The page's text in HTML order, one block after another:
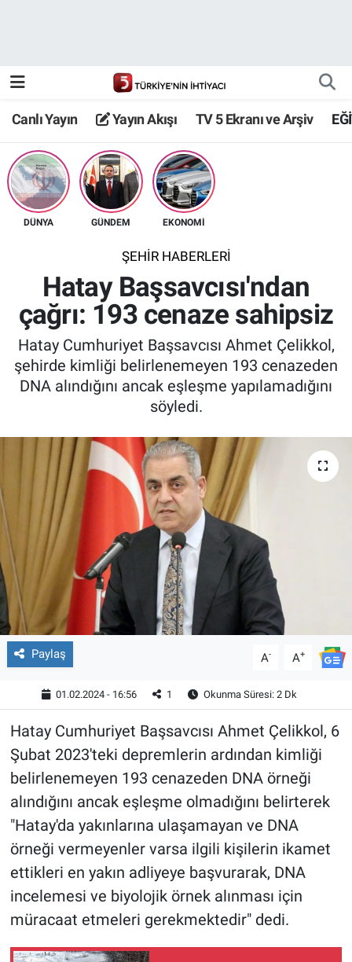
Canlı Yayın Yayın Akışı TV 5 Ekranı ve Arşiv
DÜNYA GÜNDEM EKONOMİ
ŞEHİR HABERLERİ
Hatay Başsavcısı'ndan
çağrı: 193 cenaze sahipsiz
Hatay Cumhuriyet Başsavcısı Ahmet Çelikkol,
şehirde kimliği belirlenemeyen 193 cenazeden
DNA alındığını ancak eşleşme yapılamadığını
söyledi.
Paylaş A- A+
01.02.2024 - 16:56 1 Okunma Süresi: 2 Dk
Hatay Cumhuriyet Başsavcısı Ahmet Çelikkol, 6
Şubat 2023'teki depremlerin ardından kimliği
belirlenemeyen 193 cenazeden DNA örneği
alındığını ancak eşleşme olmadığını belirterek
"Hatay'da yakınlarına ulaşamayan ve DNA
örneği vermeyenler varsa ilgili kişilerin ikamet
ettikleri en yakın adliyeye başvurarak, DNA
incelemesi ve biyolojik örnek alınması için
müracaat etmeleri gerekmektedir" dedi.
TV 5 Ekranı ve Arşiv